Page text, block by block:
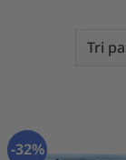
-32%